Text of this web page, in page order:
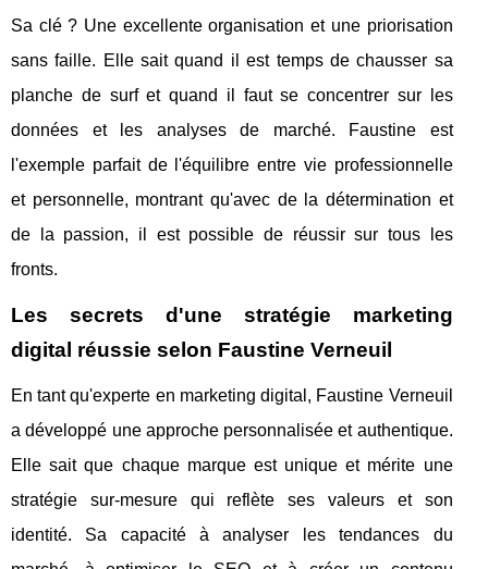
Sa clé ? Une excellente organisation et une priorisation
sans faille. Elle sait quand il est temps de chausser sa
planche de surf et quand il faut se concentrer sur les
données et les analyses de marché. Faustine est
l'exemple parfait de l'équilibre entre vie professionnelle
et personnelle, montrant qu'avec de la détermination et
de la passion, il est possible de réussir sur tous les
fronts.
Les secrets d'une stratégie marketing
digital réussie selon Faustine Verneuil
En tant qu'experte en marketing digital, Faustine Verneuil
a développé une approche personnalisée et authentique.
Elle sait que chaque marque est unique et mérite une
stratégie sur-mesure qui reflète ses valeurs et son
identité. Sa capacité à analyser les tendances du